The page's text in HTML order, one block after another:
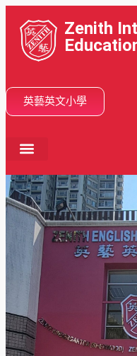
Zenith
英藝英文小學